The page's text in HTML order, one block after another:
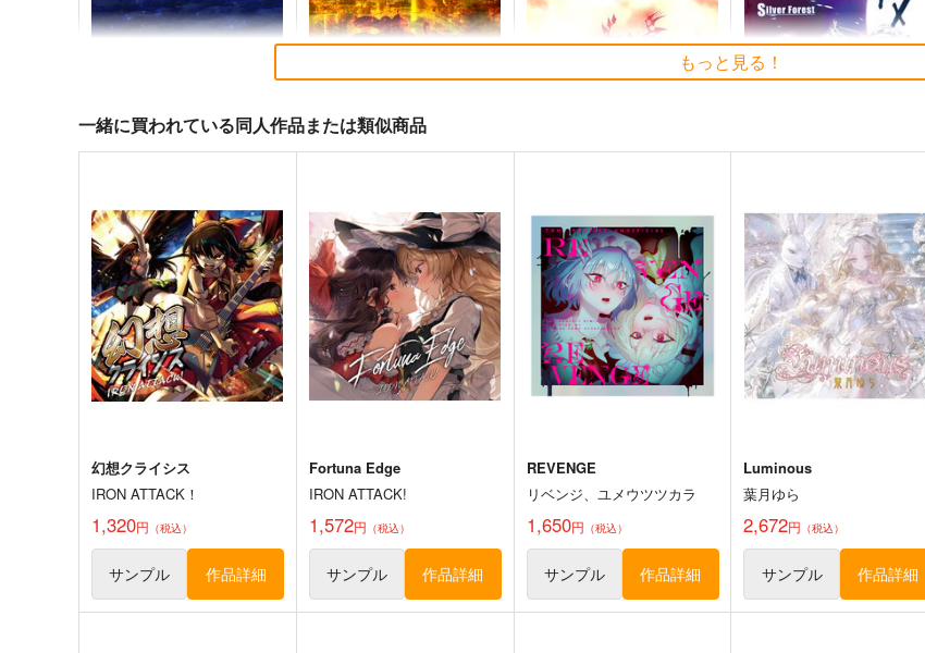
寂光寂
滅 ～ The Truth of the Cessa
tion of Dukkha
Demetori
1,320円（税込）
東方Project 博麗霊夢
サンプル カート
東方剛欲異聞～水没した沈愁
地獄
黄昏フロンティア
2,200円（税込）
東方Project
サンプル カート
東方紅魔郷～
the Embodiment of Scarlet
Devil～
上海アリス幻樂団
1,100円（税込）
東方Project
サンプル カート
Clutch Shooter #05
Silver Forest
1,430円（税込）
東方Project 十六夜咲夜
サンプル カート
もっと見る！
一緒に買われている同人作品または類似商品
幻想クライシス
IRON ATTACK！
1,320円 （税込）
サンプル 作品詳細
Fortuna Edge
IRON ATTACK!
1,572円 （税込）
サンプル 作品詳細
REVENGE
リベンジ、ユメウツツカラ
1,650円 （税込）
サンプル 作品詳細
Luminous
葉月ゆら
2,672円 （税込）
サンプル 作品詳細